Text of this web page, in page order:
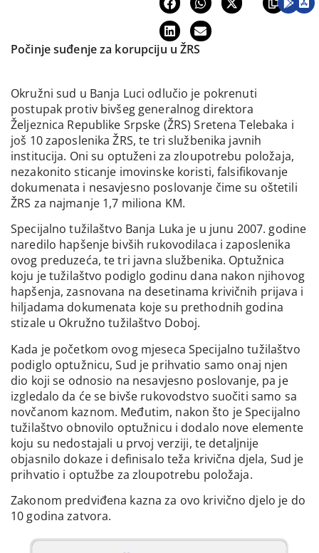
Počinje suđenje za korupciju u ŽRS
Okružni sud u Banja Luci odlučio je pokrenuti
postupak protiv bivšeg generalnog direktora
Željeznica Republike Srpske (ŽRS) Sretena Telebaka i
još 10 zaposlenika ŽRS, te tri službenika javnih
institucija. Oni su optuženi za zloupotrebu položaja,
nezakonito sticanje imovinske koristi, falsifikovanje
dokumenata i nesavjesno poslovanje čime su oštetili
ŽRS za najmanje 1,7 miliona KM.
Specijalno tužilaštvo Banja Luka je u junu 2007. godine
naredilo hapšenje bivših rukovodilaca i zaposlenika
ovog preduzeća, te tri javna službenika. Optužnica
koju je tužilaštvo podiglo godinu dana nakon njihovog
hapšenja, zasnovana na desetinama krivičnih prijava i
hiljadama dokumenata koje su prethodnih godina
stizale u Okružno tužilaštvo Doboj.
Kada je početkom ovog mjeseca Specijalno tužilaštvo
podiglo optužnicu, Sud je prihvatio samo onaj njen
dio koji se odnosio na nesavjesno poslovanje, pa je
izgledalo da će se bivše rukovodstvo suočiti samo sa
novčanom kaznom. Međutim, nakon što je Specijalno
tužilaštvo obnovilo optužnicu i dodalo nove elemente
koju su nedostajali u prvoj verziji, te detaljnije
objasnilo dokaze i definisalo teža krivična djela, Sud je
prihvatio i optužbe za zloupotrebu položaja.
Zakonom predviđena kazna za ovo krivično djelo je do
10 godina zatvora.